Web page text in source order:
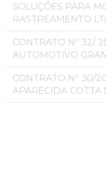
SOLUÇÕES PARA
RASTREAMENTO
CONTRATO Nº 32/
AUTOMOTIVO
CONTRATO Nº 30/
APARECIDA COTTA